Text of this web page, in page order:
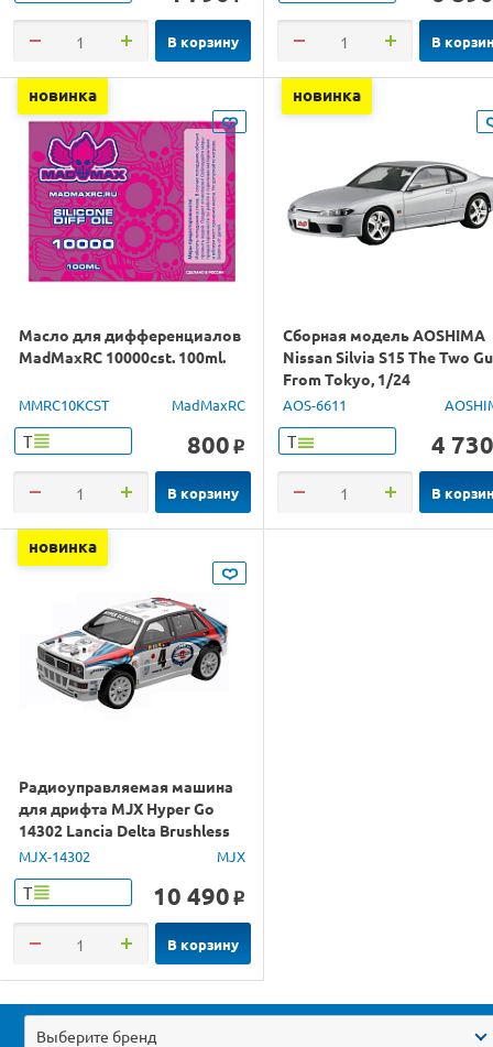
В корзину В
новинка
Масло для дифференциалов
MadMaxRC 10000cst. 100ml.
MMRC10KCST MadMaxRC
Т 800 o
В корзину
новинка
Сборная модель AOSHIMA
Nissan Silvia S15 The Two
From Tokyo, 1/24
AOS-6611
Т 4 730
В
новинка
Радиоуправляемая машина
для дрифта MJX Hyper Go
14302 Lancia Delta Brushless
4WD 2.4G LED 1/14 RTR
MJX-14302 MJX
Т 10 490 o
В корзину
Выберите бренд